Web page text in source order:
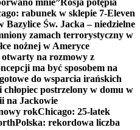
mnie”Rosja potępia
rabunek w sklepie 7-Eleven
Bazylice Św. Jacka – niedzielne
zamach terrorystyczny w
nożnej w Ameryce
otwarty na rozmowy z
ma być sposobem na
do wsparcia irańskich
postrzelony w domu w
na Jackowie
rokChicago: 25-latek
Polska: rekordowa liczba